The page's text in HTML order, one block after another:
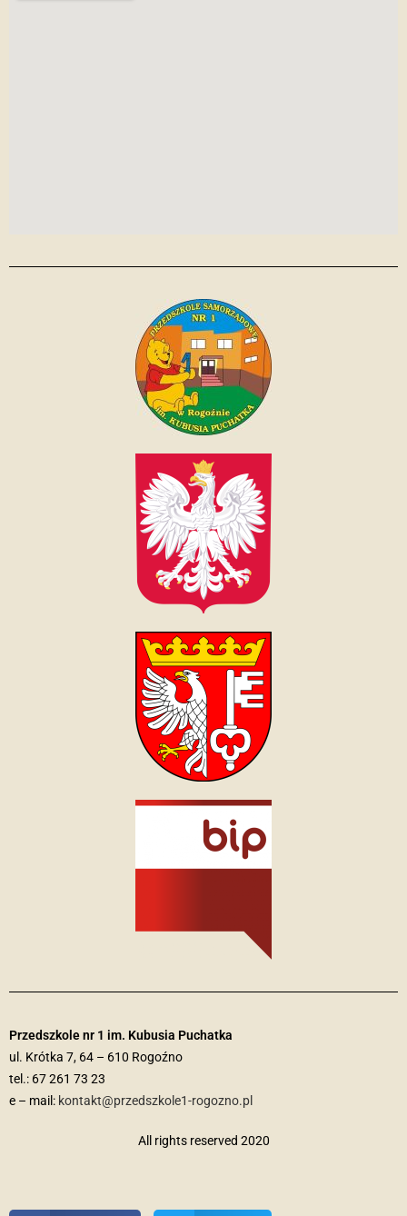
Przedszkole nr 1 im. Kubusia Puchatka
ul. Krótka 7, 64 – 610 Rogoźno
tel.: 67 261 73 23
e – mail: kontakt@przedszkole1-rogozno.pl
All rights reserved 2020